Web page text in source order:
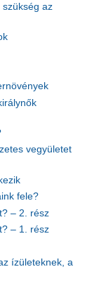
szükség az
vegyületet
fele?
– 2. rész
– 1. rész
ízületeknek, a